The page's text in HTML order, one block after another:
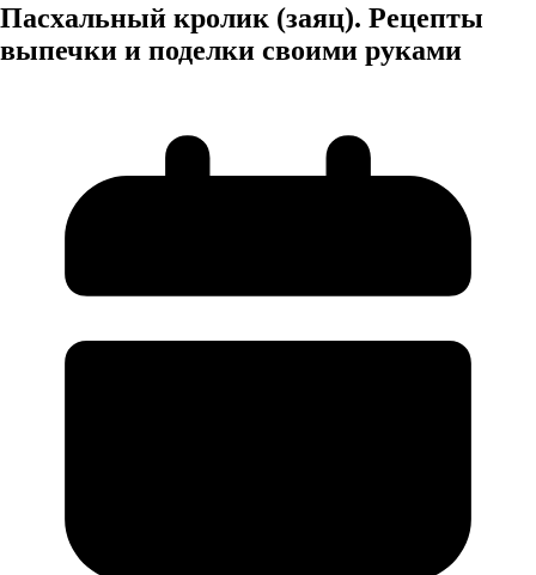
Пасхальный кролик (заяц). Рецепты
выпечки и поделки своими руками